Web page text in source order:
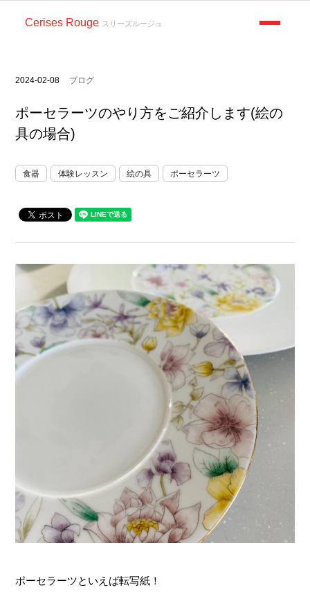
Cerises Rouge スリーズルージュ
2024-02-08 ブログ
ポーセラーツのやり方をご紹介します(絵の
具の場合)
食器 体験レッスン 絵の具 ポーセラーツ
ポーセラーツといえば転写紙！